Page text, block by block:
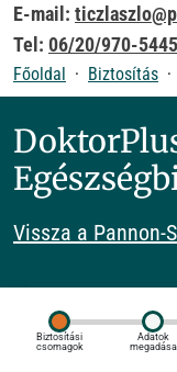
E-mail:
Tel: 06/20/970-5445
Főoldal Biztosítás
Vissza a Pannon-